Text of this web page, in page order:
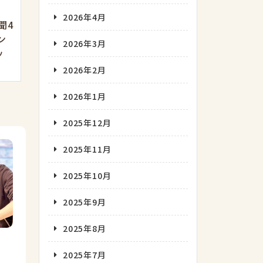
4
2026年4月
2026年3月
2026年2月
2026年1月
2025年12月
2025年11月
2025年10月
2025年9月
2025年8月
2025年7月